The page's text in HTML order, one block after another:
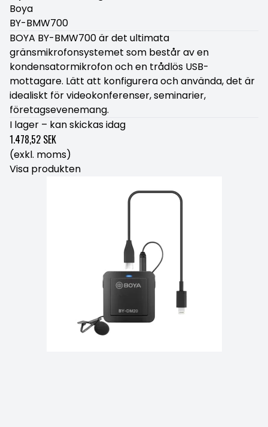
Boya
BY-BMW700
BOYA BY-BMW700 är det ultimata
gränsmikrofonsystemet som består av en
kondensatormikrofon och en trådlös USB-
mottagare. Lätt att konfigurera och använda, det är
idealiskt för videokonferenser, seminarier,
företagsevenemang.
I lager – kan skickas idag
1.478,52 SEK
(exkl. moms)
Visa produkten